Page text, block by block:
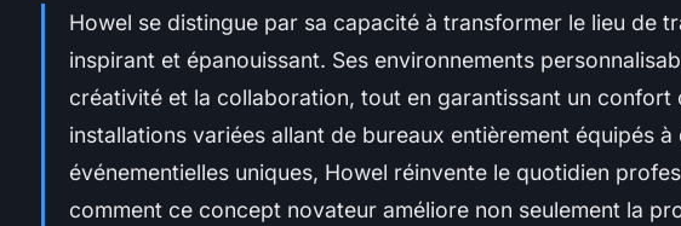
Howel se distingue par sa capacité à transformer le lieu de
inspirant et épanouissant. Ses environnements
créativité et la collaboration, tout en garantissant un confort
installations variées allant de bureaux entièrement équipés à
événementielles uniques, Howel réinvente le quotidien
comment ce concept novateur améliore non seulement la